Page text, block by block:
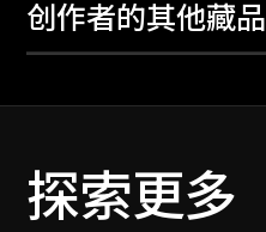
创作者的其他藏品
探索更多